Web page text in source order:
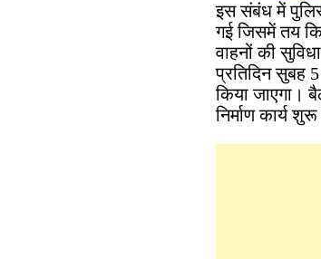
इस संबंध में
गई जिसमें तय
वाहनों की
प्रतिदिन सुबह
किया जाएगा।
निर्माण कार्य